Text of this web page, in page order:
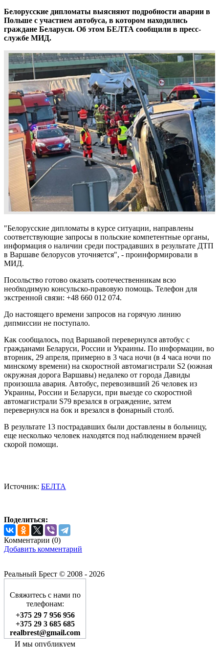
Белорусские дипломаты выясняют подробности аварии в
Польше с участием автобуса, в котором находились
граждане Беларуси. Об этом БЕЛТА сообщили в пресс-
службе МИД.
"Белорусские дипломаты в курсе ситуации, направлены
соответствующие запросы в польские компетентные органы,
информация о наличии среди пострадавших в результате ДТП
в Варшаве белорусов уточняется", - проинформировали в
МИД.
Посольство готово оказать соотечественникам всю
необходимую консульско-правовую помощь. Телефон для
экстренной связи: +48 660 012 074.
До настоящего времени запросов на горячую линию
дипмиссии не поступало.
Как сообщалось, под Варшавой перевернулся автобус с
гражданами Беларуси, России и Украины. По информации, во
вторник, 29 апреля, примерно в 3 часа ночи (в 4 часа ночи по
минскому времени) на скоростной автомагистрали S2 (южная
окружная дорога Варшавы) недалеко от города Давиды
произошла авария. Автобус, перевозивший 26 человек из
Украины, России и Беларуси, при выезде со скоростной
автомагистрали S79 врезался в ограждение, затем
перевернулся на бок и врезался в фонарный столб.
В результате 13 пострадавших были доставлены в больницу,
еще несколько человек находятся под наблюдением врачей
скорой помощи.
Источник: БЕЛТА
Поделиться:
Комментарии (0)
Добавить комментарий
Реальный Брест © 2008 - 2026
Свяжитесь с нами по
телефонам:
+375 29 7 956 956
+375 29 3 685 685
realbrest@gmail.com
И мы опубликуем